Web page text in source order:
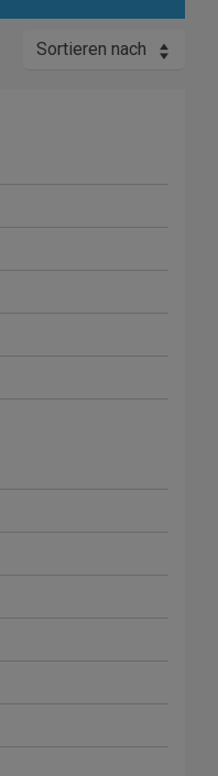
Sortieren nach